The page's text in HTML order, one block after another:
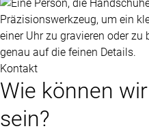
Nautilus
Twenty-
4
Cubitus
ÜBER
UNS
Impressum
Kontakt
Wie können
sein?